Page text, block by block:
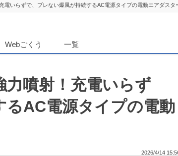
電いらずで、ブレない爆風が持続するAC電源タイプの電動エアダスタ
Webごくう 一覧
噴射！充電いらず
るAC電源タイプの電動
2026/4/14